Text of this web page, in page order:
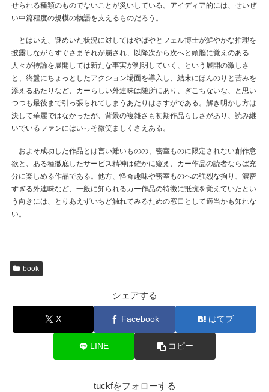
せられる種類のものでないことが災いしている。アイディア的には、せいぜ
い中篇程度の規模の物語を支えるものだろう。
とはいえ、謎めいた状況に対してはやばやとフェル博士が鮮やかな推理を
披露しながらすぐさまそれが崩され、以降次から次へと頭脳に覚えのある
人々が持論を展開しては新たな事実が判明していく、という展開の激しさ
と、終盤にちょっとしたアクション場面を導入し、結末にほんのりと苦みを
添えるあたりなど、カーらしい外連味は随所にあり、ぎこちないな、と思い
つつも最後まで引っ張られてしまうあたりはさすがである。解き明かし方は
決して華麗ではなかったが、背景の複雑さも初期作品らしさがあり、読み継
いでいるファンにはいっそ微笑ましくさえある。
およそ成功した作品とは言い難いものの、密室ものに限定されない創作意
欲と、ある種徹底したサービス精神は確かに窺え、カー作品の読者ならば充
分に楽しめる作品である。他方、怪奇趣味や密室ものへの強烈な拘り、濃密
すぎる外連味など、一般に知られるカー作品の特徴に抵抗を覚えていたとい
う向きには、とりあえずいちど触れてみるための窓口として適当かも知れな
い。
book
シェアする
X Facebook はてブ
LINE コピー
tuckfをフォローする